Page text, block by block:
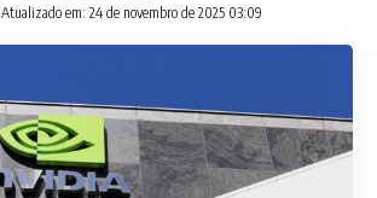
Atualizado em: 24 de novembro de 2025 03:09